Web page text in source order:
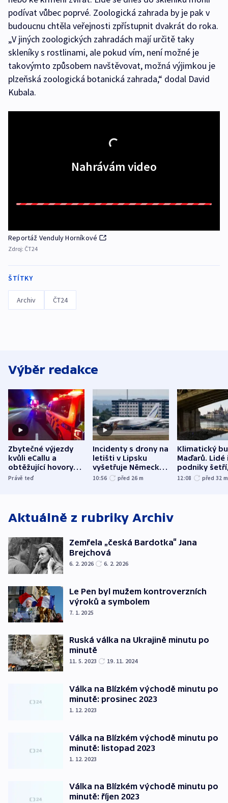
podívat vůbec poprvé. Zoologická zahrada by je pak v
budoucnu chtěla veřejnosti zpřístupnit dvakrát do roka.
„V jiných zoologických zahradách mají určitě taky
skleníky s rostlinami, ale pokud vím, není možné je
takovýmto způsobem navštěvovat, možná výjimkou je
plzeňská zoologická botanická zahrada,“ dodal David
Kubala.
Nahrávám video
Reportáž Venduly Horníkové
Zdroj: ČT24
ŠTÍTKY
Archiv ČT24
Výběr redakce
Zbytečné výjezdy
kvůli eCallu a
obtěžující hovory
zdržují záchranáře
Právě teď
Incidenty s drony na
letišti v Lipsku
vyšetřuje Německo
jako úmyslný pokus
10:56 před 26 m
Klimatický
Maďarů. Lidé
podniky
omezuje se
12:08 před 32 m
Aktuálně z rubriky Archiv
Zemřela „česká Bardotka“ Jana
Brejchová
6. 2. 2026 6. 2. 2026
Le Pen byl mužem kontroverzních
výroků a symbolem
7. 1. 2025
Ruská válka na Ukrajině minutu po
minutě
11. 5. 2023 19. 11. 2024
Válka na Blízkém východě minutu po
minutě: prosinec 2023
1. 12. 2023
Válka na Blízkém východě minutu po
minutě: listopad 2023
1. 12. 2023
Válka na Blízkém východě minutu po
minutě: říjen 2023